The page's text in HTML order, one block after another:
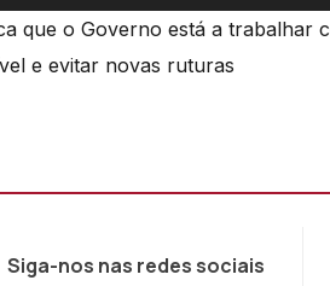
que o Governo está a trabalhar
e evitar novas ruturas
Siga-nos nas redes sociais